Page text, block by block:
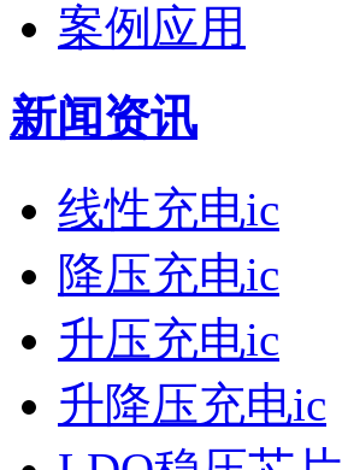
案例应用
新闻资讯
线性充电ic
降压充电ic
升压充电ic
升降压充电ic